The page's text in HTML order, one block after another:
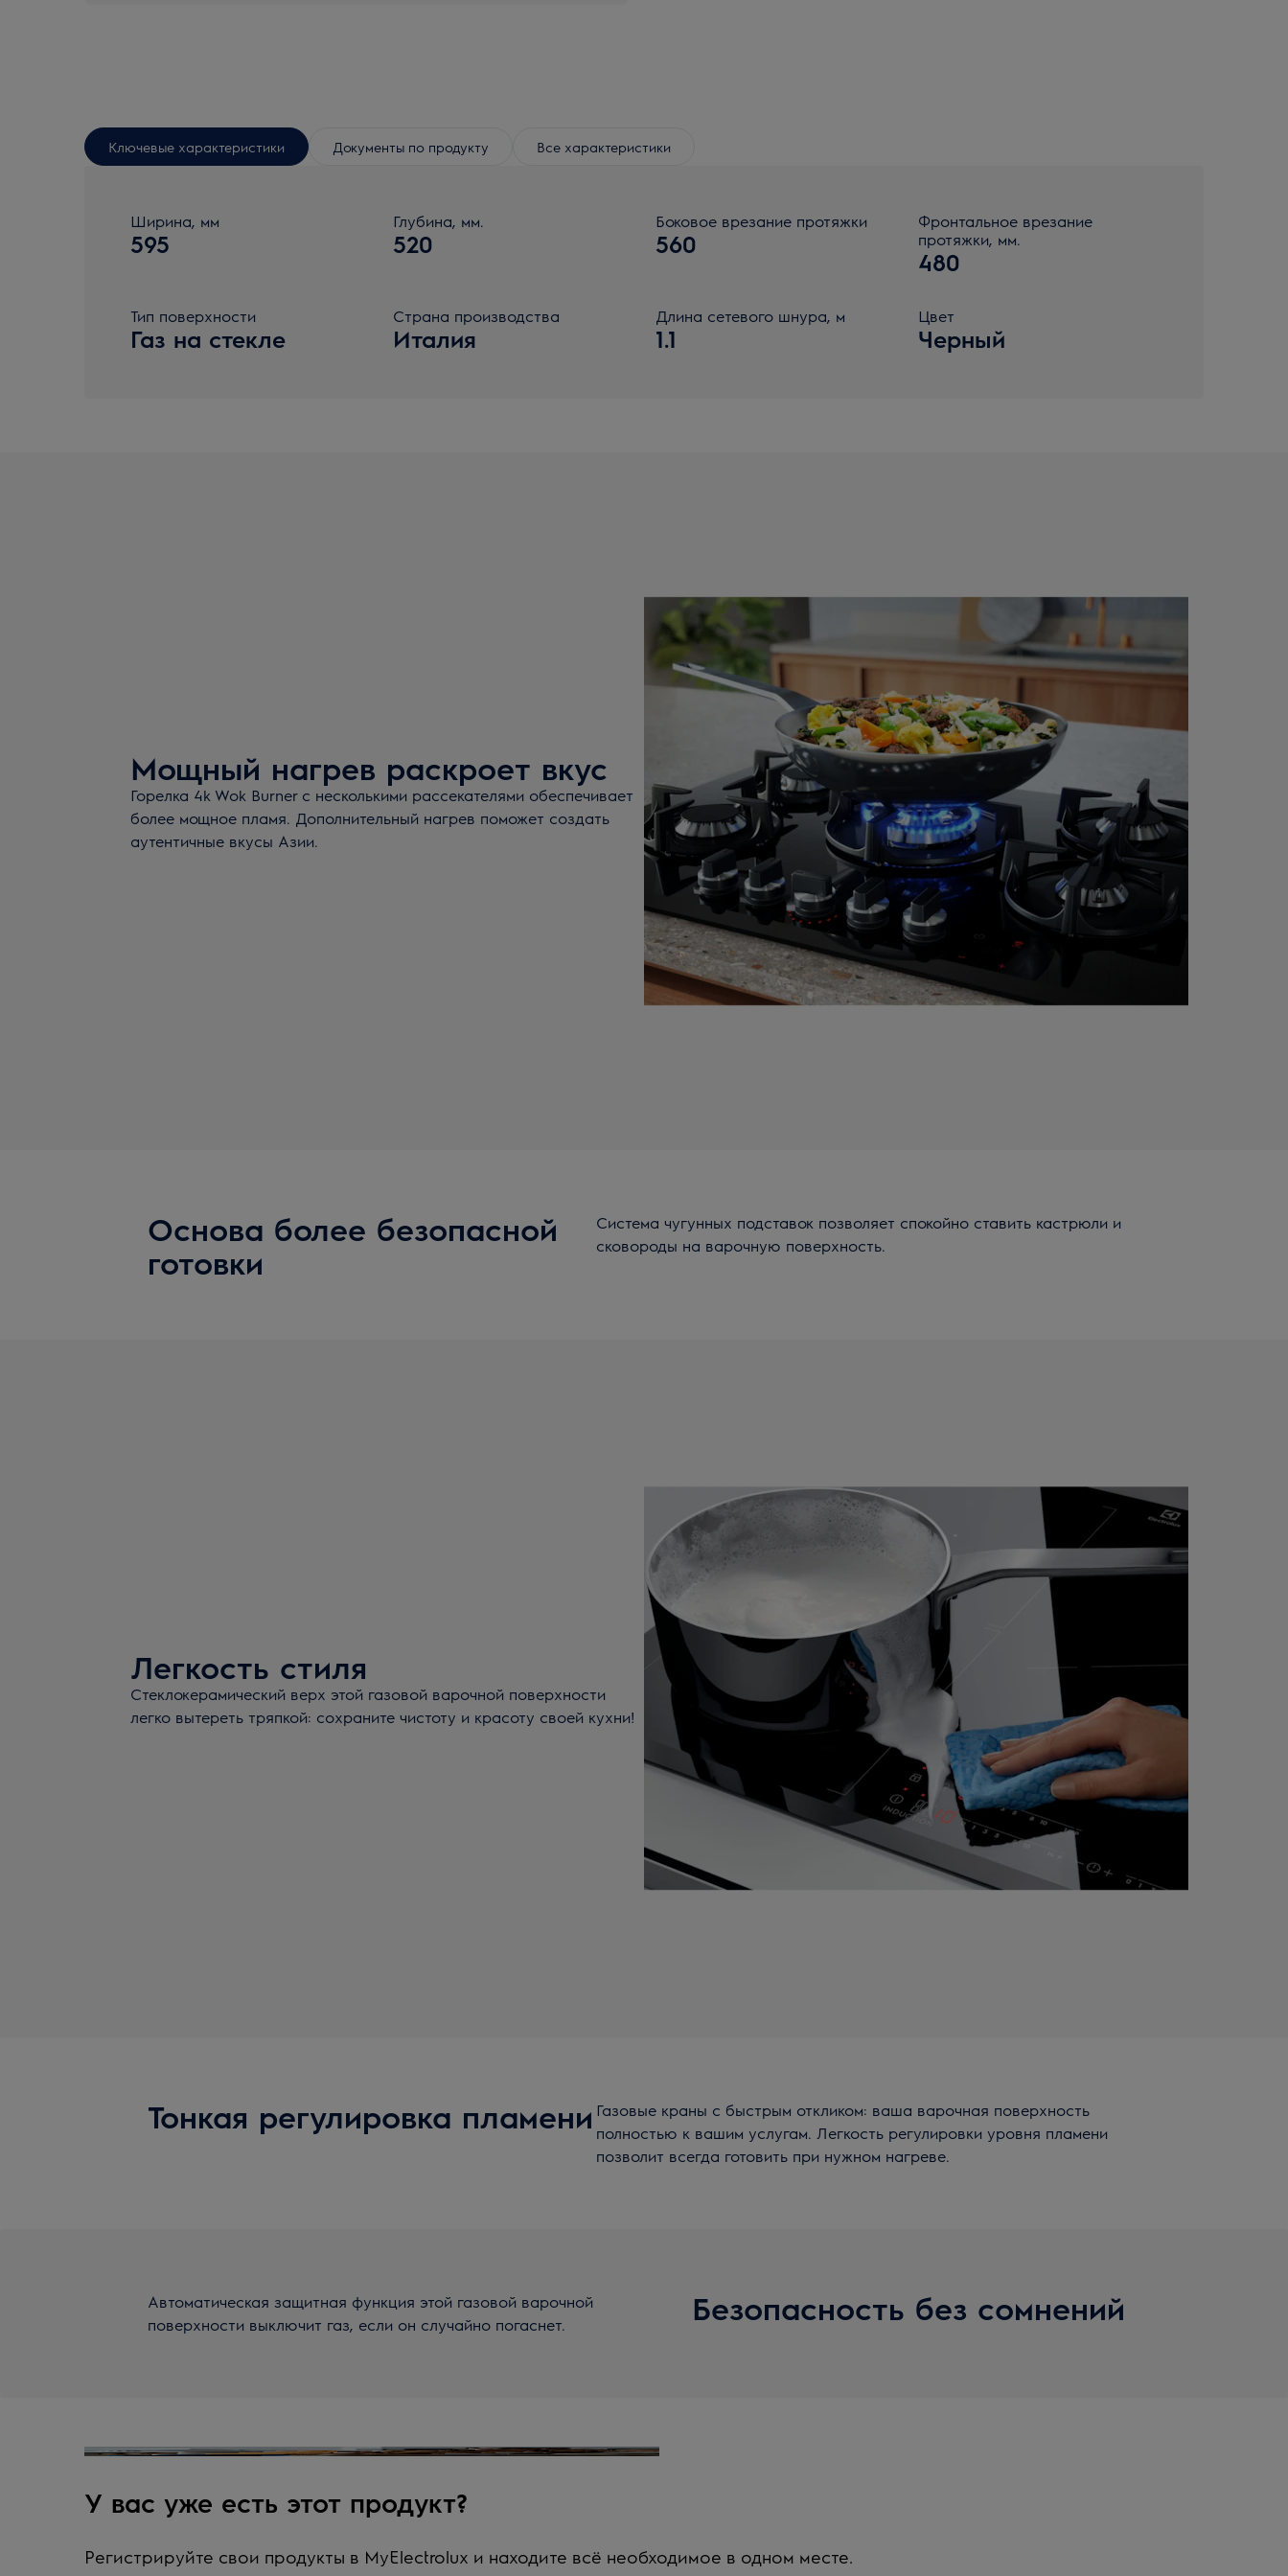
Ключевые характеристики Документы по продукту Все характеристики
Ширина, мм
595
Глубина, мм.
520
Боковое врезание протяжки
560
Фронтальное врезание
протяжки, мм.
480
Тип поверхности
Газ на стекле
Страна производства
Италия
Длина сетевого шнура, м
1.1
Цвет
Черный
Мощный нагрев раскроет вкус
Горелка 4k Wok Burner с несколькими рассекателями обеспечивает
более мощное пламя. Дополнительный нагрев поможет создать
аутентичные вкусы Азии.
Основа более безопасной
готовки
Система чугунных подставок позволяет спокойно ставить кастрюли и
сковороды на варочную поверхность.
Легкость стиля
Стеклокерамический верх этой газовой варочной поверхности
легко вытереть тряпкой: сохраните чистоту и красоту своей кухни!
Тонкая регулировка пламени Газовые краны с быстрым откликом: ваша варочная поверхность
полностью к вашим услугам. Легкость регулировки уровня пламени
позволит всегда готовить при нужном нагреве.
Безопасность без сомнений
Автоматическая защитная функция этой газовой варочной
поверхности выключит газ, если он случайно погаснет.
У вас уже есть этот продукт?
Регистрируйте свои продукты в MyElectrolux и находите всё необходимое в одном месте.